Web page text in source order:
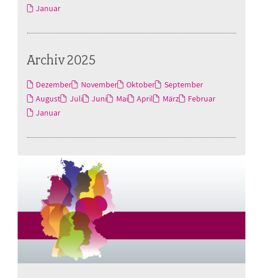
Januar
Archiv 2025
Dezember November Oktober
September
August
Juli Juni Mai April März
Februar
Januar